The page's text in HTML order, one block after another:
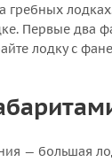
гребных
Первые два
лодку с
— большая